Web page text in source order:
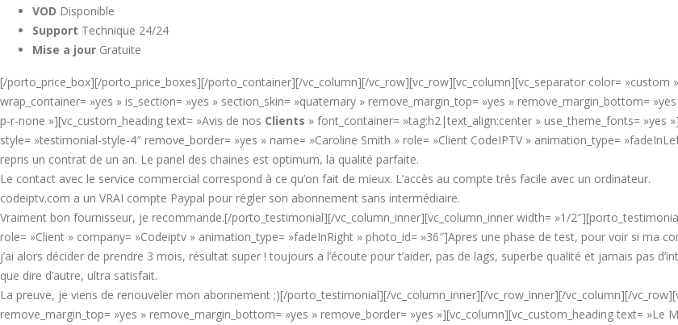
VOD Disponible
Support Technique 24/24
Mise a jour Gratuite
[/porto_price_box][/porto_price_boxes][/porto_container][/vc_column][/vc_row][vc_row][vc_column][vc_separator color= »custom
wrap_container= »yes » is_section= »yes » section_skin= »quaternary » remove_margin_top= »yes » remove_margin_bottom=
p-r-none »][vc_custom_heading text= »Avis de nos Clients » font_container= »tag:h2|text_align:center » use_theme_fonts= »yes
style= »testimonial-style-4″ remove_border= »yes » name= »Caroline Smith » role= »Client CodeIPTV » animation_type=
repris un contrat de un an. Le panel des chaines est optimum, la qualité parfaite.
Le contact avec le service commercial correspond à ce qu’on fait de mieux. L’accès au compte très facile avec un ordinateur.
codeiptv.com a un VRAI compte Paypal pour régler son abonnement sans intermédiaire.
Vraiment bon fournisseur, je recommande.[/porto_testimonial][/vc_column_inner][vc_column_inner width= »1/
role= »Client » company= »Codeiptv » animation_type= »fadeInRight » photo_id= »36″]Apres une phase de test, pour voir si ma
j’ai alors décider de prendre 3 mois, résultat super ! toujours a l’écoute pour t’aider, pas de lags, superbe qualité et jamais pas
que dire d’autre, ultra satisfait.
La preuve, je viens de renouveler mon abonnement ;)[/porto_testimonial][/vc_column_inner][/vc_row_inner][/vc_column][/
remove_margin_top= »yes » remove_margin_bottom= »yes » remove_border= »yes »][vc_column][vc_custom_heading text= »Le